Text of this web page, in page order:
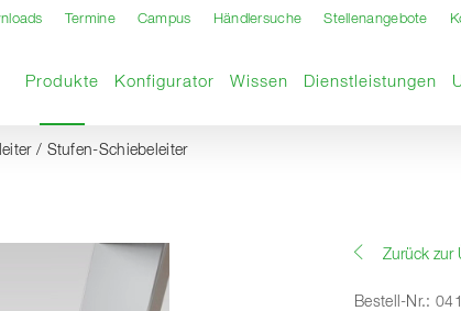
Termine Campus Händlersuche Stellenangebote
Produkte Aktuelle Seite
Konfigurator Wissen Dienstleistungen
/ Stufen-Schiebeleiter
Zurück zur
Bestell-Nr.: